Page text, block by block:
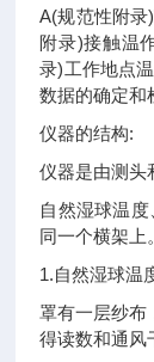
A(规范性附录
附录)接触温
录)工作地点
数据的确定和
仪器的结构:
仪器是由测头
自然湿球温
同一个横架上。
1.自然湿球温
罩有一层纱布
得读数和通风